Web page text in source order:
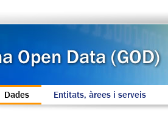
Dades Entitats, àrees i serveis